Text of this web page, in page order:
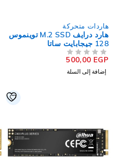
هاردات متحركة
هارد درايف M.2 SSD توينموس
128 جيجابايت ساتا
500,00EGP
إضافة إلى السلة